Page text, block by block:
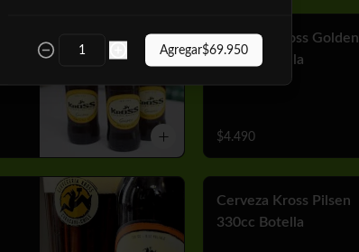
Cerveza Kross Golden
710cc Botella
$4.490
Cerveza Kross Pilsen
330cc Botella
Agregar$69.950